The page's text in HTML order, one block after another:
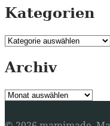
Kategorien
Kategorien
Archiv
Archiv